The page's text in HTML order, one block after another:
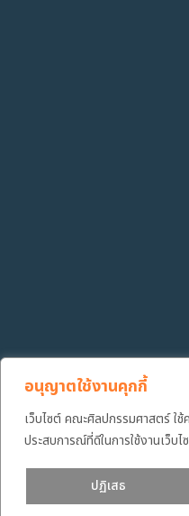
อนุญาตใช้งานคุกกี้
เว็บไซต์ คณะศิลปกรรมศาสตร์ ใ
ประสบการณ์ที่ดีในการใช้งานเว็บไ
ปฏิเสธ
Copyright ©️ 2022 คณะศิลปกร
ม